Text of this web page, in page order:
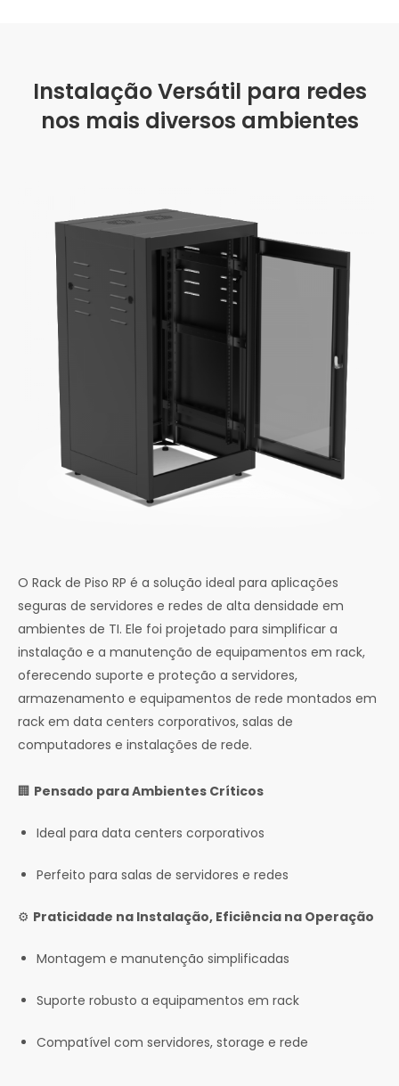
Instalação Versátil para redes
nos mais diversos ambientes
O Rack de Piso RP é a solução ideal para aplicações
seguras de servidores e redes de alta densidade em
ambientes de TI. Ele foi projetado para simplificar a
instalação e a manutenção de equipamentos em rack,
oferecendo suporte e proteção a servidores,
armazenamento e equipamentos de rede montados em
rack em data centers corporativos, salas de
computadores e instalações de rede.
🏢 Pensado para Ambientes Críticos
Ideal para data centers corporativos
Perfeito para salas de servidores e redes
⚙️ Praticidade na Instalação, Eficiência na Operação
Montagem e manutenção simplificadas
Suporte robusto a equipamentos em rack
Compatível com servidores, storage e rede